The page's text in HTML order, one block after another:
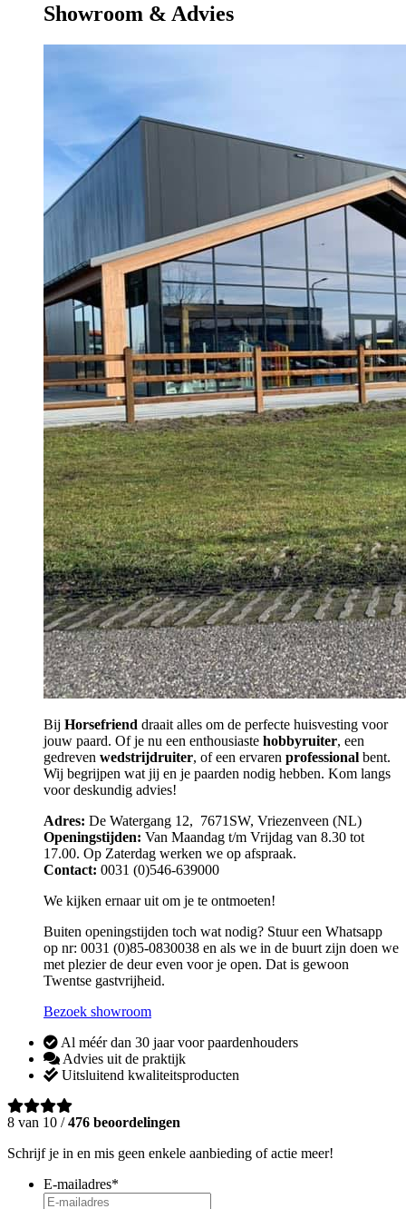
Showroom & Advies
Bij Horsefriend draait alles om de perfecte huisvesting voor
jouw paard. Of je nu een enthousiaste hobbyruiter, een
gedreven wedstrijdruiter, of een ervaren professional bent.
Wij begrijpen wat jij en je paarden nodig hebben. Kom langs
voor deskundig advies!
Adres: De Watergang 12, 7671SW, Vriezenveen (NL)
Openingstijden: Van Maandag t/m Vrijdag van 8.30 tot
17.00. Op Zaterdag werken we op afspraak.
Contact: 0031 (0)546-639000
We kijken ernaar uit om je te ontmoeten!
Buiten openingstijden toch wat nodig? Stuur een Whatsapp
op nr: 0031 (0)85-0830038 en als we in de buurt zijn doen we
met plezier de deur even voor je open. Dat is gewoon
Twentse gastvrijheid.
Bezoek showroom
Al méér dan 30 jaar voor paardenhouders
Advies uit de praktijk
Uitsluitend kwaliteitsproducten
8 van 10 /476 beoordelingen
Schrijf je in en mis geen enkele aanbieding of actie meer!
E-mailadres*